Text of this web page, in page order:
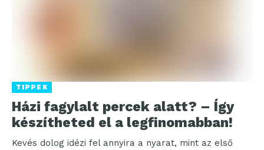
TIPPEK
Házi fagylalt percek alatt? – Így
készítheted el a legfinomabban!
Kevés dolog idézi fel annyira a nyarat, mint az első